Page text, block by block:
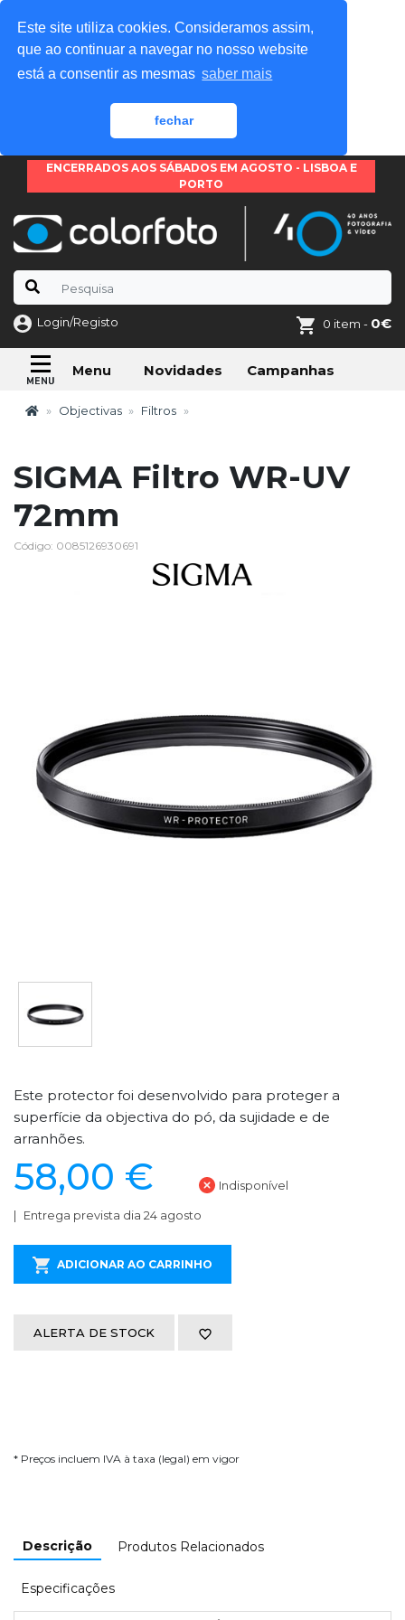
Este site utiliza cookies. Consideramos assim,
que ao continuar a navegar no nosso website
está a consentir as mesmas saber mais
fechar
ENCERRADOS AOS SÁBADOS EM AGOSTO - LISBOA E
PORTO
Login/Registo 0 item - 0€
Menu Novidades Campanhas
Objectivas Filtros
SIGMA Filtro WR-UV
72mm
Código: 0085126930691
Este protector foi desenvolvido para proteger a
superfície da objectiva do pó, da sujidade e de
arranhões.
58,00 € Indisponível
Entrega prevista dia 24 agosto
ADICIONAR AO CARRINHO
ALERTA DE STOCK
* Preços incluem IVA à taxa (legal) em vigor
Descrição Produtos Relacionados
Especificações